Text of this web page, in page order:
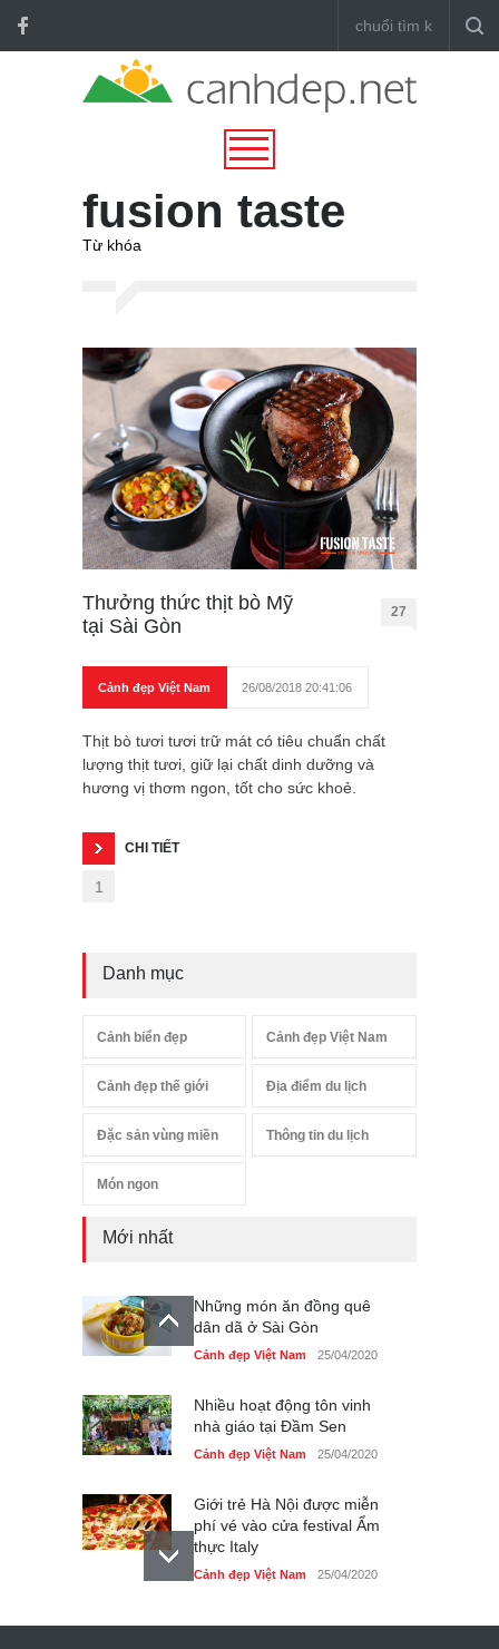
fusion taste
Từ khóa
Thưởng thức thịt bò Mỹ
tại Sài Gòn
27
Cảnh đẹp Việt Nam 26/08/2018 20:41:06
Thịt bò tươi tươi trữ mát có tiêu chuẩn chất
lượng thịt tươi, giữ lại chất dinh dưỡng và
hương vị thơm ngon, tốt cho sức khoẻ.
CHI TIẾT
1
Danh mục
Cảnh biển đẹp Cảnh đẹp Việt Nam
Cảnh đẹp thế giới Địa điểm du lịch
Đặc sản vùng miền Thông tin du lịch
Món ngon
Mới nhất
Những món ăn đồng quê
dân dã ở Sài Gòn
Cảnh đẹp Việt Nam 25/04/2020
Nhiều hoạt động tôn vinh
nhà giáo tại Đầm Sen
Cảnh đẹp Việt Nam 25/04/2020
Giới trẻ Hà Nội được miễn
phí vé vào cửa festival Ẩm
thực Italy
Cảnh đẹp Việt Nam 25/04/2020
Tam giác mạch khoe sắc